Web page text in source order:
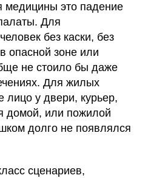
медицины это падение
Для
без каски, без
опасной зоне или
не стоило бы даже
Для жилых
лицо у двери, курьер,
домой, или пожилой
долго не появлялся
сценариев,